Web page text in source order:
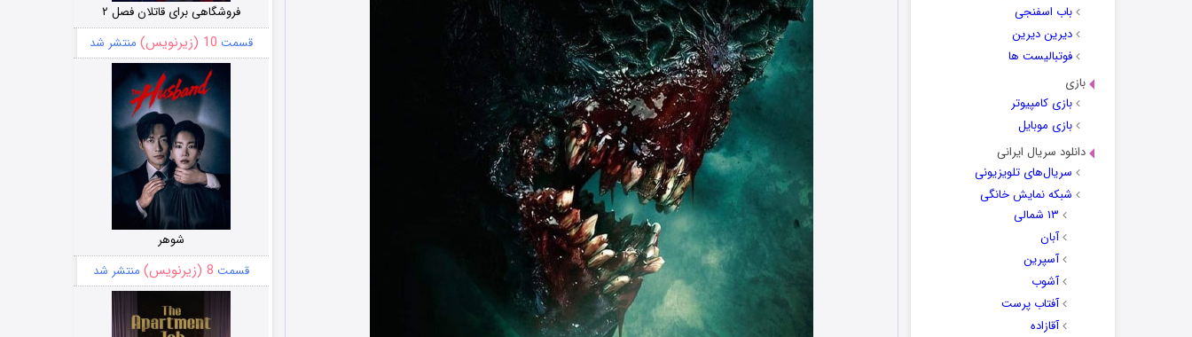
باب اسفنجی
دیرین دیرین
فوتبالیست ها
بازی
بازی کامپیوتر
بازی موبایل
دانلود سریال ایرانی
سریال‌های تلویزیونی
شبکه نمایش خانگی
۱۳ شمالی
آبان
آسپرین
آشوب
آفتاب پرست
آقازاده
فروشگاهی برای قاتلان فصل ۲
قسمت 10 (زیرنویس) منتشر شد
شوهر
قسمت 8 (زیرنویس) منتشر شد